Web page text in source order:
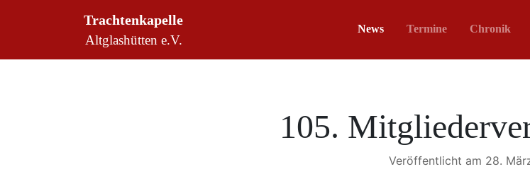
Trachtenkapelle
Altglashütten e.V.
News Termine Chronik
105.
Veröffentlicht am 28.